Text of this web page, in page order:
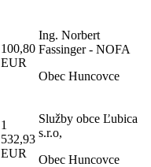
100,80
EUR
Ing. Norbert
Fassinger - NOFA
Obec Huncovce
1
532,93
EUR
Služby obce Ľubica
s.r.o,
Obec Huncovce